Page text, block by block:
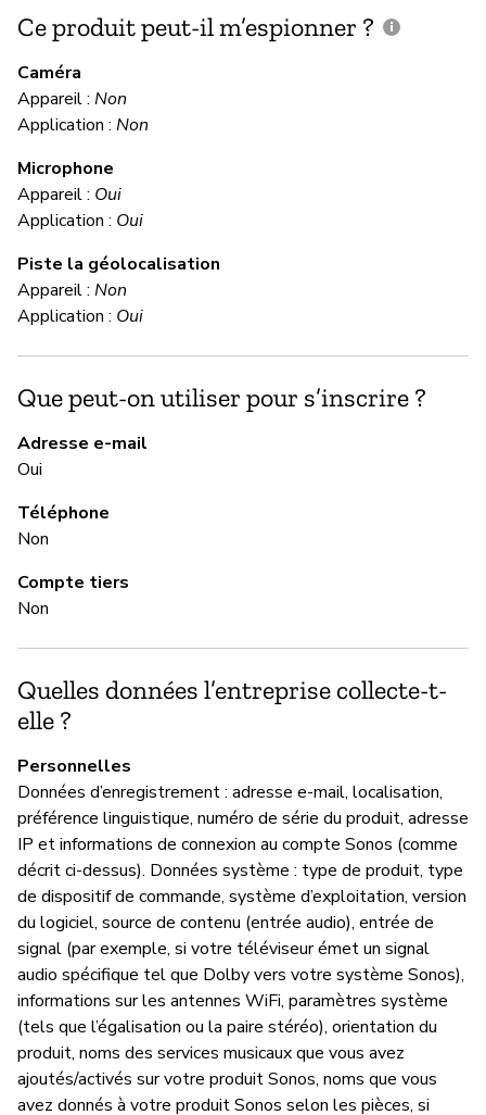
Ce produit peut-il m’espionner ?
Caméra
Appareil : Non
Application : Non
Microphone
Appareil : Oui
Application : Oui
Piste la géolocalisation
Appareil : Non
Application : Oui
Que peut-on utiliser pour s’inscrire ?
Adresse e-mail
Oui
Téléphone
Non
Compte tiers
Non
Quelles données l’entreprise collecte-t-
elle ?
Personnelles
Données d’enregistrement : adresse e-mail, localisation,
préférence linguistique, numéro de série du produit, adresse
IP et informations de connexion au compte Sonos (comme
décrit ci-dessus). Données système : type de produit, type
de dispositif de commande, système d’exploitation, version
du logiciel, source de contenu (entrée audio), entrée de
signal (par exemple, si votre téléviseur émet un signal
audio spécifique tel que Dolby vers votre système Sonos),
informations sur les antennes WiFi, paramètres système
(tels que l’égalisation ou la paire stéréo), orientation du
produit, noms des services musicaux que vous avez
ajoutés/activés sur votre produit Sonos, noms que vous
avez donnés à votre produit Sonos selon les pièces, si